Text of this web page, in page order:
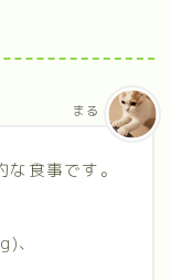
食事です。
、
まる